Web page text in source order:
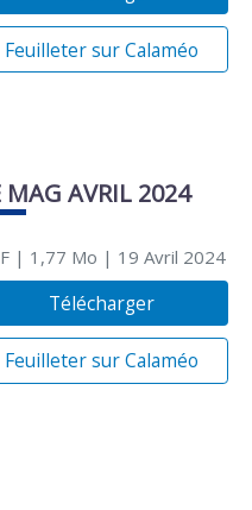
Feuilleter sur Calaméo
MAG AVRIL 2024
| 1,77 Mo | 19 Avril 2024
Télécharger
Feuilleter sur Calaméo